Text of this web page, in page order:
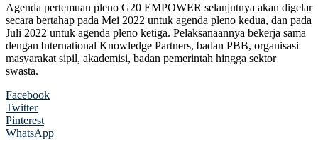
Agenda pertemuan pleno G20 EMPOWER selanjutnya akan digelar
secara bertahap pada Mei 2022 untuk agenda pleno kedua, dan pada
Juli 2022 untuk agenda pleno ketiga. Pelaksanaannya bekerja sama
dengan International Knowledge Partners, badan PBB, organisasi
masyarakat sipil, akademisi, badan pemerintah hingga sektor
swasta.
Facebook
Twitter
Pinterest
WhatsApp